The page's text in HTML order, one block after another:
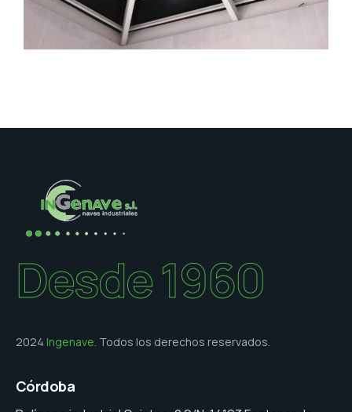
Desde 1960
2024 Ingenave. Todos los derechos reservados.
Córdoba